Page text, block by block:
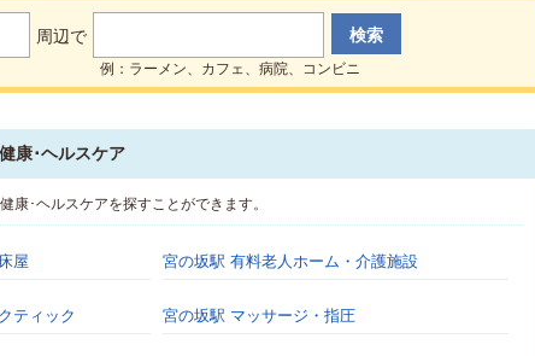
周辺で
例：ラーメン、カフェ、病院、コンビニ
康･ヘルスケア
康･ヘルスケアを探すことができます。
屋 宮の坂駅 有料老人ホーム・介護施設
ティック 宮の坂駅 マッサージ・指圧